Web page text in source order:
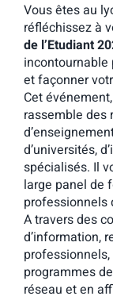
Vous êtes au
réfléchissez à
de l’Etudiant
incontournable
et façonner
Cet
rassemble des
d’universités,
spécialisés. Il
large panel de
professionnels
A travers des
d’information,
programmes
réseau et en